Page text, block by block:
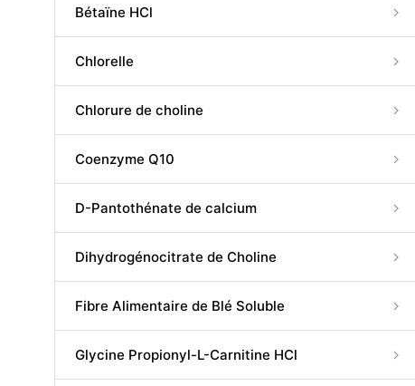
Bétaïne HCl
Chlorelle
Chlorure de choline
Coenzyme Q10
D-Pantothénate de calcium
Dihydrogénocitrate de Choline
Fibre Alimentaire de Blé Soluble
Glycine Propionyl-L-Carnitine HCl